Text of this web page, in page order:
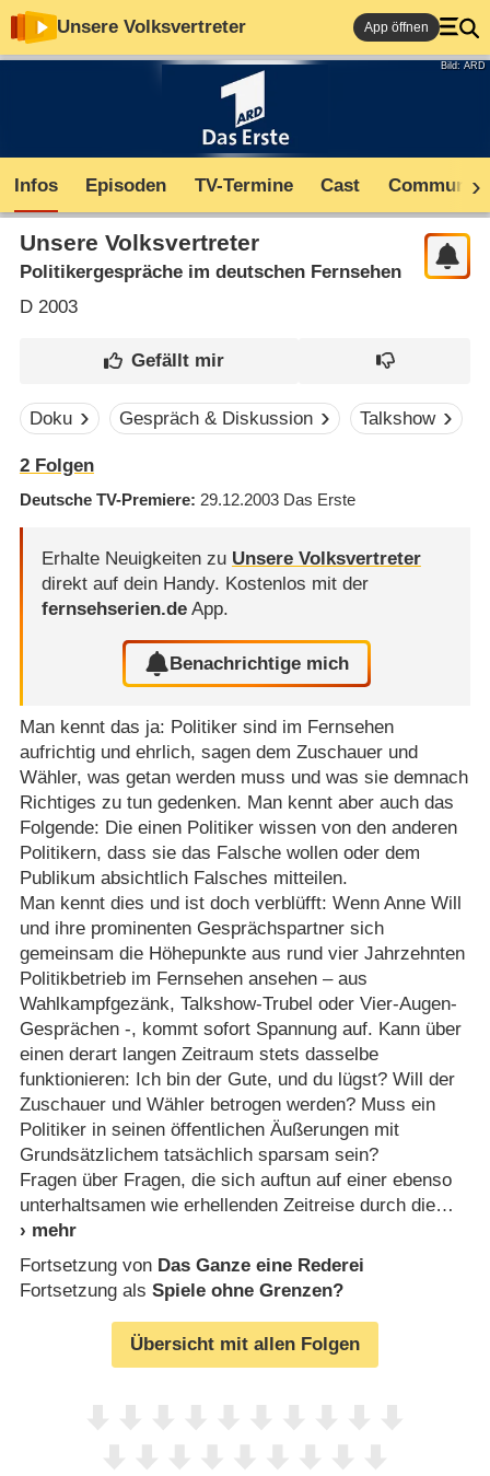
Unsere Volksvertreter App öffnen
Bild: ARD
Infos Episoden TV-Termine Cast Community
Unsere Volksvertreter
Politikergespräche im deutschen Fernsehen
D2003
Doku Gespräch & Diskussion Talkshow
2Folgen
Deutsche TV-Premiere 29.12.2003 Das Erste
Erhalte Neuigkeiten zu Unsere Volksvertreter
direkt auf dein Handy. Kostenlos mit der
fernsehserien.deApp.
Benachrichtige mich
Man kennt das ja: Politiker sind im Fernsehen
aufrichtig und ehrlich, sagen dem Zuschauer und
Wähler, was getan werden muss und was sie demnach
Richtiges zu tun gedenken. Man kennt aber auch das
Folgende: Die einen Politiker wissen von den anderen
Politikern, dass sie das Falsche wollen oder dem
Publikum absichtlich Falsches mitteilen.
Man kennt dies und ist doch verblüfft: Wenn Anne Will
und ihre prominenten Gesprächspartner sich
gemeinsam die Höhepunkte aus rund vier Jahrzehnten
Politikbetrieb im Fernsehen ansehen – aus
Wahlkampfgezänk, Talkshow-Trubel oder Vier-Augen-
Gesprächen -, kommt sofort Spannung auf. Kann über
einen derart langen Zeitraum stets dasselbe
funktionieren: Ich bin der Gute, und du lügst? Will der
Zuschauer und Wähler betrogen werden? Muss ein
Politiker in seinen öffentlichen Äußerungen mit
Grundsätzlichem tatsächlich sparsam sein?
Fragen über Fragen, die sich auftun auf einer ebenso
unterhaltsamen wie erhellenden Zeitreise durch die
Fortsetzung von Das Ganze eine Rederei
Fortsetzung als Spiele ohne Grenzen?
Übersicht mit allen Folgen